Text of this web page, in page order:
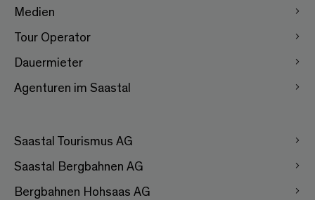
Medien
Tour Operator
Dauermieter
Agenturen im Saastal
Saastal Tourismus AG
Saastal Bergbahnen AG
Bergbahnen Hohsaas AG